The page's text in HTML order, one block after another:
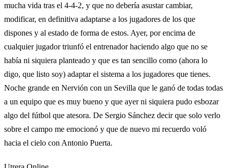
mucha vida tras el 4-4-2, y que no debería asustar cambiar,
modificar, en definitiva adaptarse a los jugadores de los que
dispones y al estado de forma de estos. Ayer, por encima de
cualquier jugador triunfó el entrenador haciendo algo que no se
había ni siquiera planteado y que es tan sencillo como (ahora lo
digo, que listo soy) adaptar el sistema a los jugadores que tienes.
Noche grande en Nervión con un Sevilla que le ganó de todas todas
a un equipo que es muy bueno y que ayer ni siquiera pudo esbozar
algo del fútbol que atesora. De Sergio Sánchez decir que solo verlo
sobre el campo me emocionó y que de nuevo mi recuerdo voló
hacia el cielo con Antonio Puerta.